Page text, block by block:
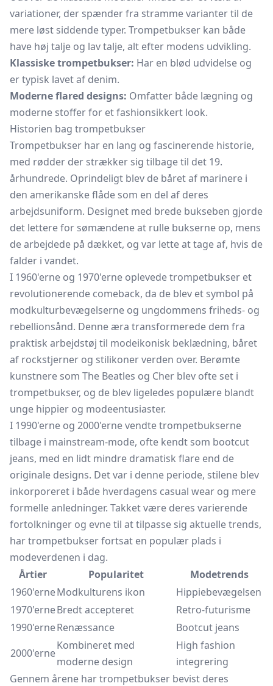
variationer, der spænder fra stramme varianter til de
mere løst siddende typer. Trompetbukser kan både
have høj talje og lav talje, alt efter modens udvikling.
Klassiske trompetbukser: Har en blød udvidelse og
er typisk lavet af denim.
Moderne flared designs: Omfatter både lægning og
moderne stoffer for et fashionsikkert look.
Historien bag trompetbukser
Trompetbukser har en lang og fascinerende historie,
med rødder der strækker sig tilbage til det 19.
århundrede. Oprindeligt blev de båret af marinere i
den amerikanske flåde som en del af deres
arbejdsuniform. Designet med brede bukseben gjorde
det lettere for sømændene at rulle bukserne op, mens
de arbejdede på dækket, og var lette at tage af, hvis de
falder i vandet.
I 1960'erne og 1970'erne oplevede trompetbukser et
revolutionerende comeback, da de blev et symbol på
modkulturbevægelserne og ungdommens friheds- og
rebellionsånd. Denne æra transformerede dem fra
praktisk arbejdstøj til modeikonisk beklædning, båret
af rockstjerner og stilikoner verden over. Berømte
kunstnere som The Beatles og Cher blev ofte set i
trompetbukser, og de blev ligeledes populære blandt
unge hippier og modeentusiaster.
I 1990'erne og 2000'erne vendte trompetbukserne
tilbage i mainstream-mode, ofte kendt som bootcut
jeans, med en lidt mindre dramatisk flare end de
originale designs. Det var i denne periode, stilene blev
inkorporeret i både hverdagens casual wear og mere
formelle anledninger. Takket være deres varierende
fortolkninger og evne til at tilpasse sig aktuelle trends,
har trompetbukser fortsat en populær plads i
modeverdenen i dag.
Årtier
Popularitet
Modetrends
1960'erneModkulturens ikon
Hippiebevægelsen
1970'erneBredt accepteret
Retro-futurisme
1990'erneRenæssance
Bootcut jeans
2000'erne
Kombineret med
moderne design
High fashion
integrering
Gennem årene har trompetbukser bevist deres